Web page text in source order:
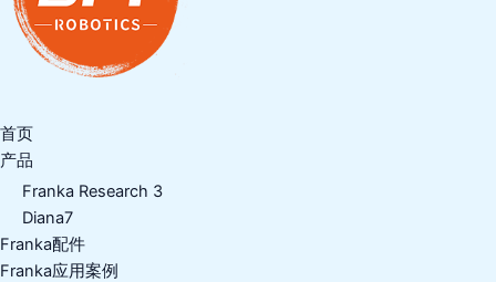
首页
产品
Franka Research 3
Diana7
Franka配件
Franka应用案例